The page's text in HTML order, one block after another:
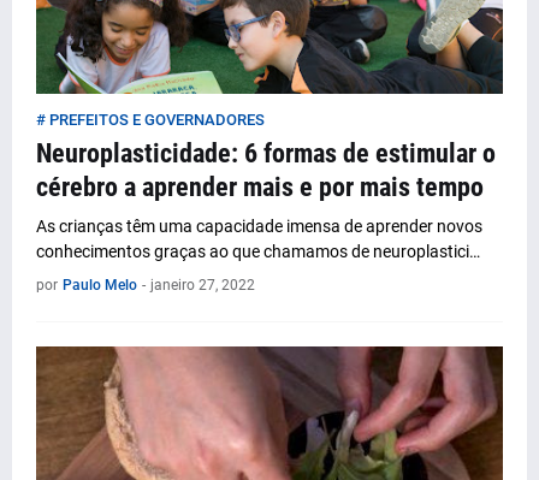
# PREFEITOS E GOVERNADORES
Neuroplasticidade: 6 formas de estimular o
cérebro a aprender mais e por mais tempo
As crianças têm uma capacidade imensa de aprender novos
conhecimentos graças ao que chamamos de neuroplastici…
por Paulo Melo - janeiro 27, 2022